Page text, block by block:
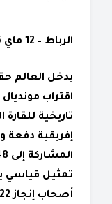
الرباط – 12 ماي 2026
يدخل العالم
تاريخية
إفريقية دفعة
تمثيل قياسي